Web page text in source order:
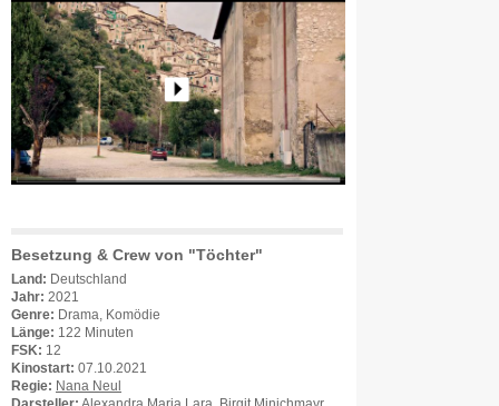
Besetzung & Crew von "Töchter"
Land: Deutschland
Jahr: 2021
Genre: Drama, Komödie
Länge: 122 Minuten
FSK: 12
Kinostart: 07.10.2021
Regie: Nana Neul